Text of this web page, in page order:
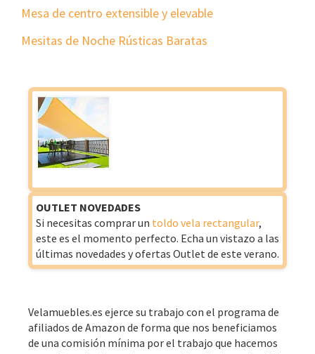
Mesa de centro extensible y elevable
Mesitas de Noche Rústicas Baratas
OUTLET NOVEDADES
Si necesitas comprar un toldo vela rectangular,
este es el momento perfecto. Echa un vistazo a las
últimas novedades y ofertas Outlet de este verano.
Velamuebles.es ejerce su trabajo con el programa de
afiliados de Amazon de forma que nos beneficiamos
de una comisión mínima por el trabajo que hacemos